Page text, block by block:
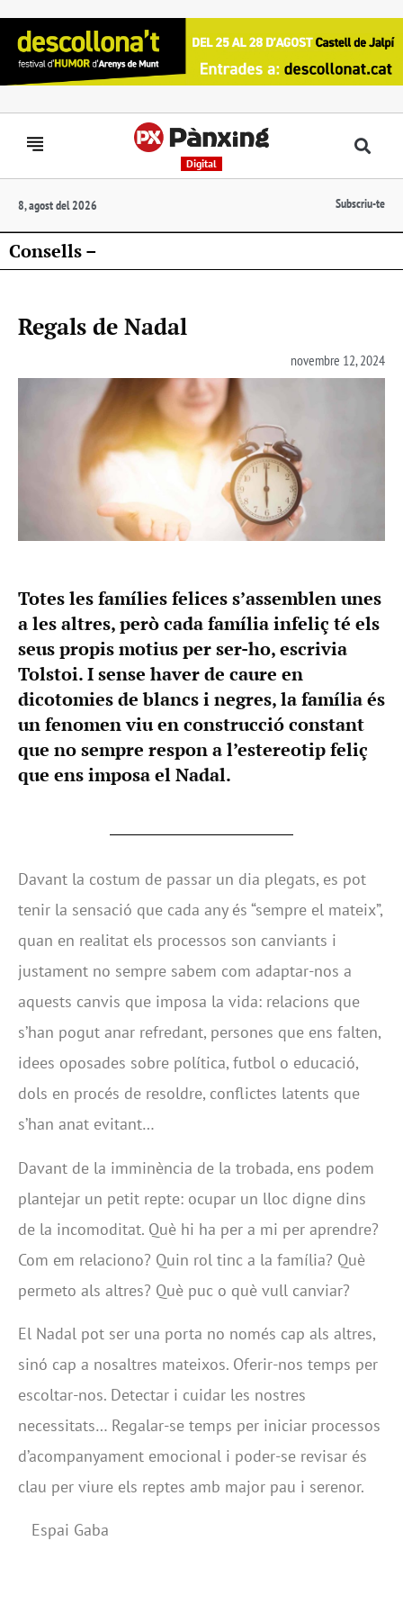
Digital
8, agost del 2026 Subscriu-te
Consells –
Regals de Nadal
novembre 12, 2024
Totes les famílies felices s’assemblen unes
a les altres, però cada família infeliç té els
seus propis motius per ser-ho, escrivia
Tolstoi. I sense haver de caure en
dicotomies de blancs i negres, la família és
un fenomen viu en construcció constant
que no sempre respon a l’estereotip feliç
que ens imposa el Nadal.
Davant la costum de passar un dia plegats, es pot
tenir la sensació que cada any és “sempre el mateix”,
quan en realitat els processos son canviants i
justament no sempre sabem com adaptar-nos a
aquests canvis que imposa la vida: relacions que
s’han pogut anar refredant, persones que ens falten,
idees oposades sobre política, futbol o educació,
dols en procés de resoldre, conflictes latents que
s’han anat evitant…
Davant de la imminència de la trobada, ens podem
plantejar un petit repte: ocupar un lloc digne dins
de la incomoditat. Què hi ha per a mi per aprendre?
Com em relaciono? Quin rol tinc a la família? Què
permeto als altres? Què puc o què vull canviar?
El Nadal pot ser una porta no només cap als altres,
sinó cap a nosaltres mateixos. Oferir-nos temps per
escoltar-nos. Detectar i cuidar les nostres
necessitats… Regalar-se temps per iniciar processos
d’acompanyament emocional i poder-se revisar és
clau per viure els reptes amb major pau i serenor.
Espai Gaba